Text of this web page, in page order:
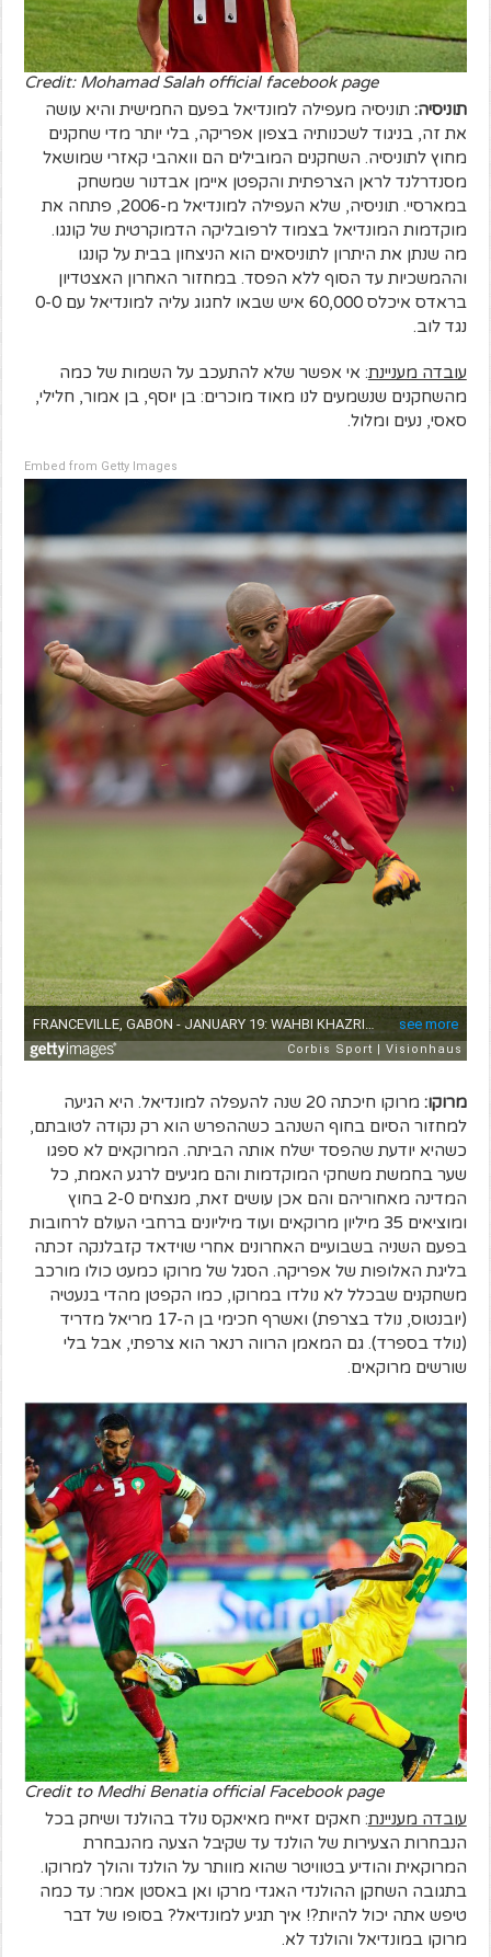
Credit: Mohamad Salah official facebook page
תוניסיה: תוניסיה מעפילה למונדיאל בפעם החמישית והיא עושה
את זה, בניגוד לשכנותיה בצפון אפריקה, בלי יותר מדי שחקנים
מחוץ לתוניסיה. השחקנים המובילים הם וואהבי קאזרי שמושאל
מסנדרלנד לראן הצרפתית והקפטן איימן אבדנור שמשחק
במארסיי. תוניסיה, שלא העפילה למונדיאל מ-2006, פתחה את
מוקדמות המונדיאל בצמוד לרפובליקה הדמוקרטית של קונגו.
מה שנתן את היתרון לתוניסאים הוא הניצחון בבית על קונגו
וההמשכיות עד הסוף ללא הפסד. במחזור האחרון האצטדיון
בראדס איכלס 60,000 איש שבאו לחגוג עליה למונדיאל עם 0-0
נגד לוב.
עובדה מעניינת: אי אפשר שלא להתעכב על השמות של כמה
מהשחקנים שנשמעים לנו מאוד מוכרים: בן יוסף, בן אמור, חלילי,
סאסי, נעים ומלול.
Embed from Getty Images
מרוקו:
מרוקו חיכתה 20 שנה להעפלה למונדיאל. היא הגיעה
למחזור הסיום בחוף השנהב כשההפרש הוא רק נקודה לטובתם,
כשהיא יודעת שהפסד ישלח אותה הביתה. המרוקאים לא ספגו
שער בחמשת משחקי המוקדמות והם מגיעים לרגע האמת, כל
המדינה מאחוריהם והם אכן עושים זאת, מנצחים 2-0 בחוץ
ומוציאים 35 מיליון מרוקאים ועוד מיליונים ברחבי העולם לרחובות
בפעם השניה בשבועיים האחרונים אחרי שוידאד קזבלנקה זכתה
בליגת האלופות של אפריקה. הסגל של מרוקו כמעט כולו מורכב
משחקנים שבכלל לא נולדו במרוקו, כמו הקפטן מהדי בנעטיה
(יובנטוס, נולד בצרפת) ואשרף חכימי בן ה-17 מריאל מדריד
(נולד בספרד). גם המאמן הרווה רנאר הוא צרפתי, אבל בלי
שורשים מרוקאים.
Credit to Medhi Benatia official Facebook page
עובדה מעניינת: חאקים זאייח מאיאקס נולד בהולנד ושיחק בכל
הנבחרות הצעירות של הולנד עד שקיבל הצעה מהנבחרת
המרוקאית והודיע בטוויטר שהוא מוותר על הולנד והולך למרוקו.
בתגובה השחקן ההולנדי האגדי מרקו ואן באסטן אמר: עד כמה
טיפש אתה יכול להיות?! איך תגיע למונדיאל? בסופו של דבר
מרוקו במונדיאל והולנד לא.